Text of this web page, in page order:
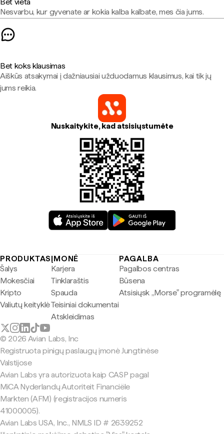
Nesvarbu, kur gyvenate ar kokia kalba kalbate, mes čia jums.
Bet koks klausimas
Aiškūs atsakymai į dažniausiai užduodamus klausimus, kai tik jų
jums reikia.
Nuskaitykite, kad atsisiųstumėte
PRODUKTAS
Šalys
Mokesčiai
Kripto
Valiutų keityklė
ĮMONĖ
Karjera
Tinklaraštis
Spauda
Teisiniai dokumentai
Atskleidimas
PAGALBA
Pagalbos centras
Būsena
Atsisiųsk „Morse" programėlę
© 2026 Avian Labs, Inc
Registruota pinigų paslaugų įmonė Jungtinėse
Valstijose
Avian Labs yra autorizuota kaip CASP pagal
MiCA Nyderlandų Autoriteit Financiële
Markten (AFM) (registracijos numeris
41000005).
Avian Labs USA, Inc., NMLS ID # 2639252